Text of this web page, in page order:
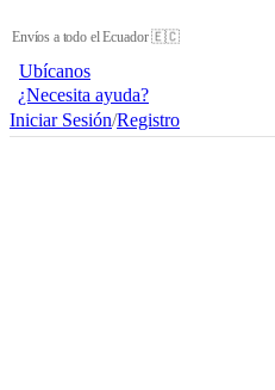
Envíos a todo el Ecuador 🇪🇨
Ubícanos
¿Necesita ayuda?
Iniciar Sesión/Registro